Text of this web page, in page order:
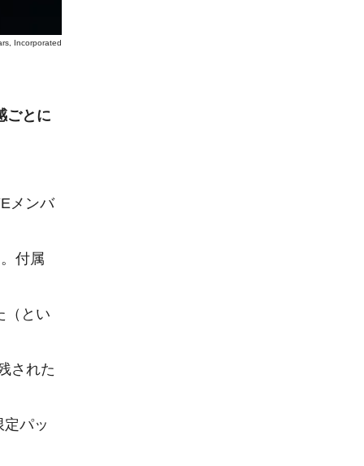
Incorporated
ごとに
メンバ
付属
（とい
された
パッ